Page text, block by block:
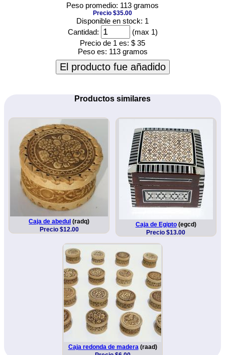
Peso promedio: 113 gramos
Precio $35.00
Disponible en stock: 1
Cantidad:
(max 1)
Precio de 1 es: $ 35
Peso es: 113 gramos
El producto fue añadido
Productos similares
Caja de abedul (radq)
Precio $12.00
Caja de Egipto(egcd)
Precio $13.00
Caja redonda de madera(raad)